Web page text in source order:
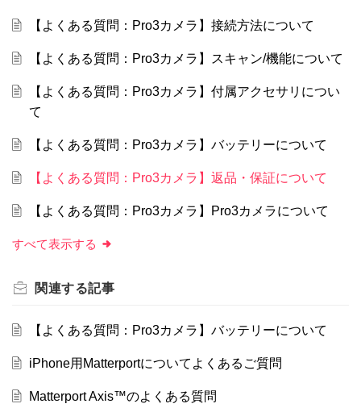
【よくある質問：Pro3カメラ】接続方法について
【よくある質問：Pro3カメラ】スキャン/機能について
【よくある質問：Pro3カメラ】付属アクセサリについ
て
【よくある質問：Pro3カメラ】バッテリーについて
【よくある質問：Pro3カメラ】返品・保証について
【よくある質問：Pro3カメラ】Pro3カメラについて
すべて表示する
関連する記事
【よくある質問：Pro3カメラ】バッテリーについて
iPhone用Matterportについてよくあるご質問
Matterport Axis™のよくある質問